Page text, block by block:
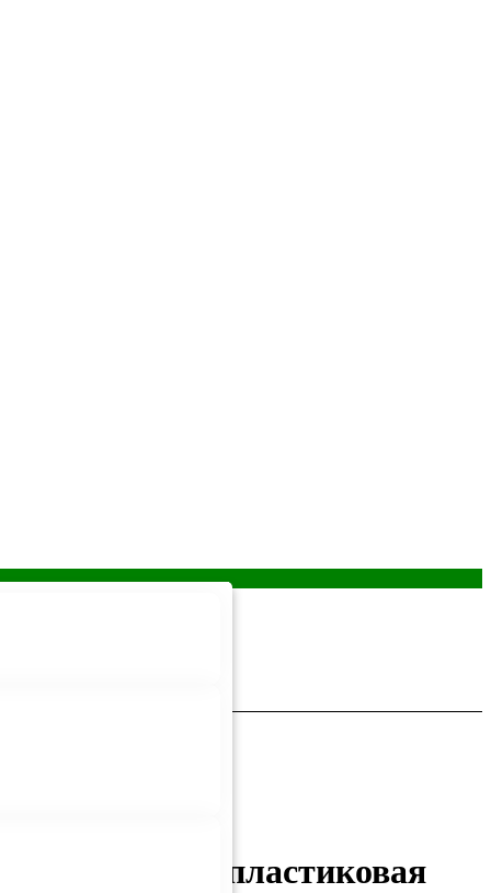
пластиковая